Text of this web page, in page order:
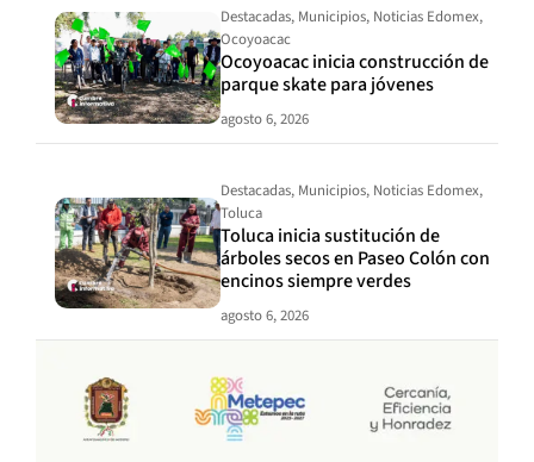
Destacadas, Municipios, Noticias Edomex,
Ocoyoacac
Ocoyoacac inicia construcción de
parque skate para jóvenes
agosto 6, 2026
Destacadas, Municipios, Noticias Edomex,
Toluca
Toluca inicia sustitución de
árboles secos en Paseo Colón con
encinos siempre verdes
agosto 6, 2026